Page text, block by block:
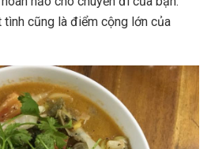
tình cũng là điểm cộng lớn của